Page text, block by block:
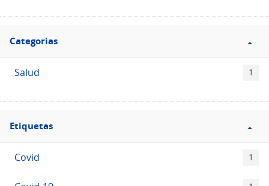
Filtro
Categorias
Categorias
Salud 1
Filtro
Etiquetas
Etiquetas
Covid 1